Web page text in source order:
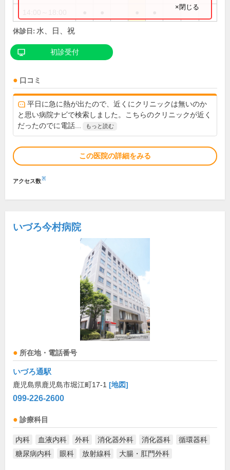
×閉じる
休診日: 水、日、祝
初診受付
口コミ
平日に急に熱が出たので、近くにクリニックは無いのか
と思い病院ナビで検索しました。こちらのクリニックが近く
だったのでに電話...
もっと読む
この医院の詳細をみる
アクセス数※
いづろ今村病院
所在地・電話番号
いづろ通駅
鹿児島県鹿児島市堀江町17-1 [地図]
099-226-2600
診療科目
内科 血液内科 外科 消化器外科 消化器科
循環器科
糖尿病内科
眼科 放射線科 大腸・肛門外科